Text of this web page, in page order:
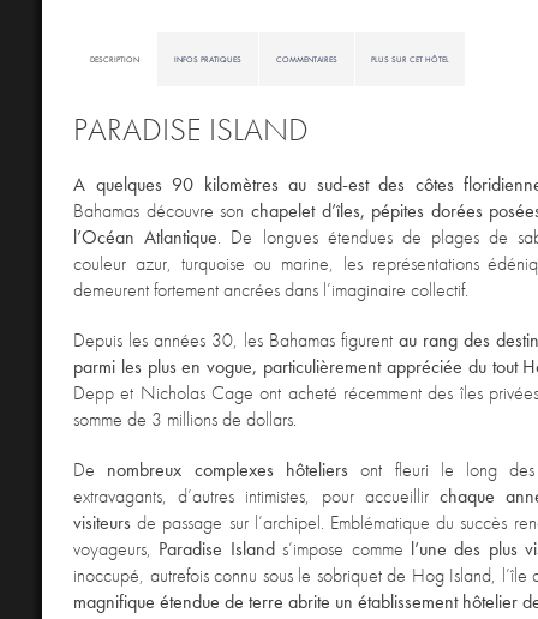
DESCRIPTION INFOS PRATIQUES COMMENTAIRES PLUS SUR CET HÔTEL
PARADISE ISLAND
A quelques 90 kilomètres au sud-est des côtes
Bahamas découvre son chapelet d’îles, pépites dorées
l’Océan Atlantique. De longues étendues de plages de
couleur azur, turquoise ou marine, les représentations
demeurent fortement ancrées dans l’imaginaire collectif.
Depuis les années 30, les Bahamas figurent au rang des
parmi les plus en vogue, particulièrement appréciée du tout
Depp et Nicholas Cage ont acheté récemment des îles
somme de 3 millions de dollars.
De nombreux complexes hôteliers ont fleuri le long des
extravagants, d’autres intimistes, pour accueillirchaque
visiteursde passage sur l’archipel. Emblématique du succès
voyageurs, Paradise Islands’impose comme l’une des plus
inoccupé, autrefois connu sous le sobriquet de Hog Island, l’île
magnifique étendue de terre abrite un établissement hôtelier